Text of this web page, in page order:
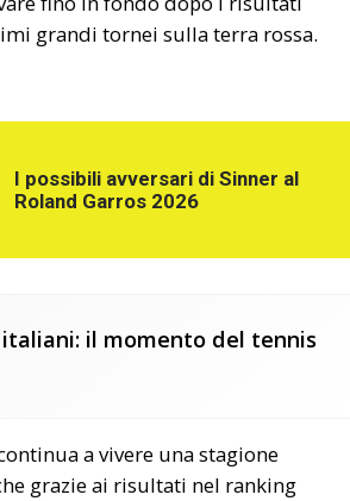
grandi tornei sulla terra rossa.
I possibili avversari di Sinner al
Roland Garros 2026
italiani: il momento del tennis
a vivere una stagione
grazie ai risultati nel ranking